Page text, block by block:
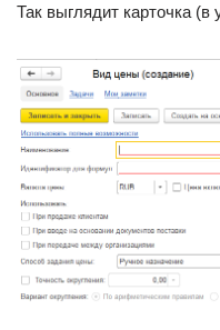
Так выглядит карточка